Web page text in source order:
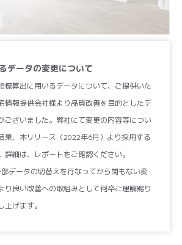
データの変更について
標算出に用いるデータについて、ご提供いた
情報提供会社様より品質改善を目的としたデ
ございました。弊社にて変更の内容等につい
果、本リリース（2022年6月）より採用する
詳細は、レポートをご確認ください。
データの切替えを行なってから間もない変
り良い改善への取組みとして何卒ご理解賜り
上げます。